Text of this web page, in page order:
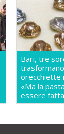
Bari, tre
orecchiette
«Ma la
essere